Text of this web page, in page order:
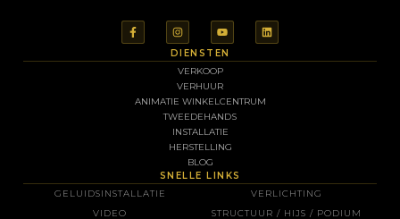
Structuur / verwarming
Meerdere behoeften / volledig evenement
DIENSTEN
VERKOOP
VERHUUR
ANIMATIE WINKELCENTRUM
TWEEDEHANDS
INSTALLATIE
HERSTELLING
BLOG
SNELLE LINKS
GELUIDSINSTALLATIE
VERLICHTING
VIDEO
STRUCTUUR / HIJS / PODIUM